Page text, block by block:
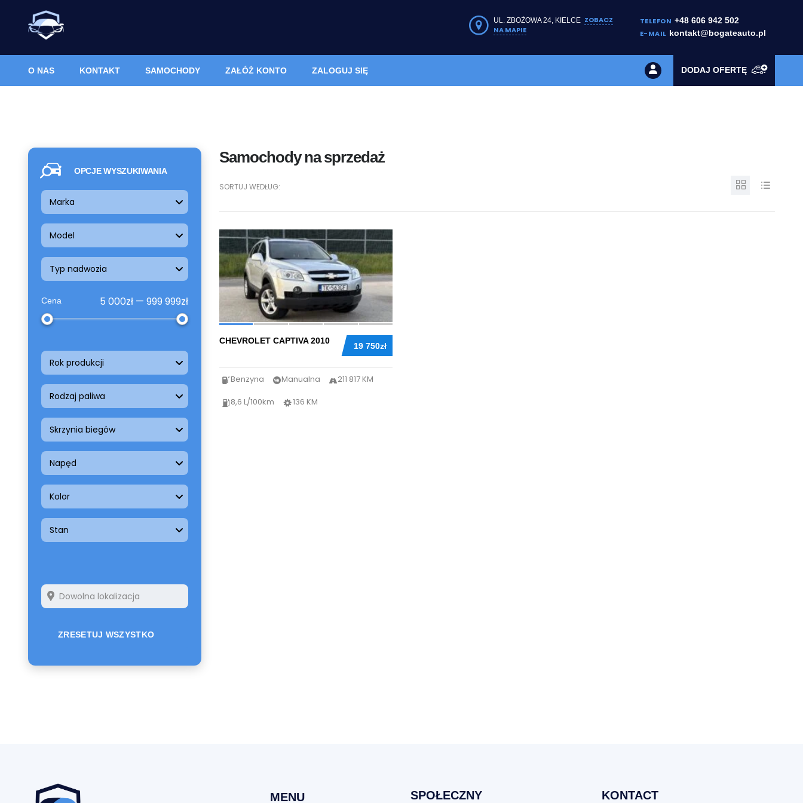
TELEFON +48 606 942 502
E-MAIL kontakt@bogateauto.pl
UL. ZBOŻOWA 24, KIELCE ZOBACZ
NA MAPIE
DODAJ OFERTĘ
O NAS KONTAKT SAMOCHODY ZAŁÓŻ KONTO ZALOGUJ SIĘ
OPCJE WYSZUKIWANIA
Marka
Model
Typ nadwozia
Cena 5 000zł — 999 999zł
Rok produkcji
Rodzaj paliwa
Skrzynia biegów
Napęd
Kolor
Stan
ZRESETUJ WSZYSTKO
Samochody na sprzedaż
SORTUJ WEDŁUG:
45
19 750zł
CHEVROLET CAPTIVA 2010
Benzyna Manualna
211 817 KM
8,6 L/100km
136 KM
MENU SPOŁECZNY KONTACT